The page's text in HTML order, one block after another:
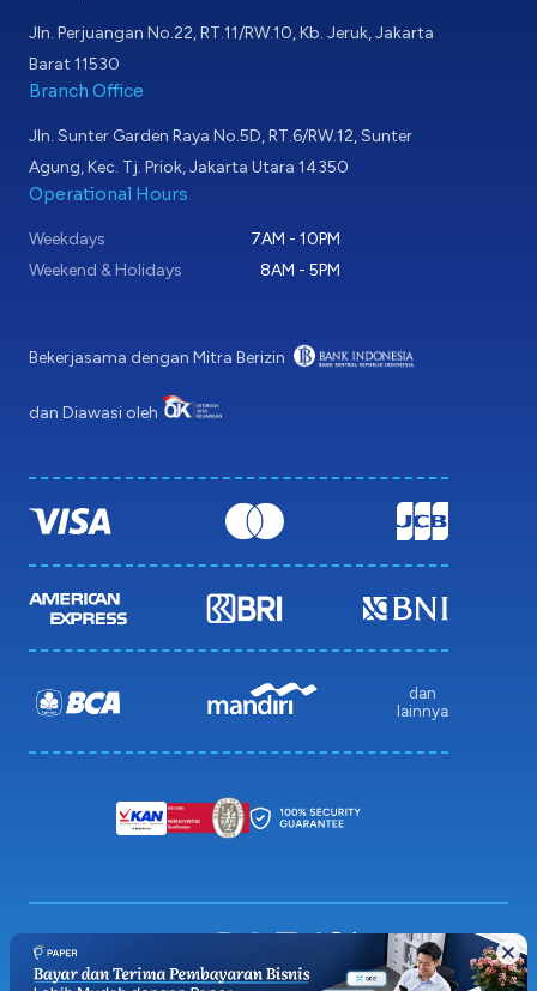
Jln. Perjuangan No.22, RT.11/RW.10, Kb. Jeruk, Jakarta
Barat 11530
Branch Office
Jln. Sunter Garden Raya No.5D, RT.6/RW.12, Sunter
Agung, Kec. Tj. Priok, Jakarta Utara 14350
Operational Hours
Weekdays
7AM - 10PM
Weekend & Holidays
8AM - 5PM
Bekerjasama dengan Mitra Berizin
dan Diawasi oleh
dan
lainnya
Privacy Policy
Terms & Condition